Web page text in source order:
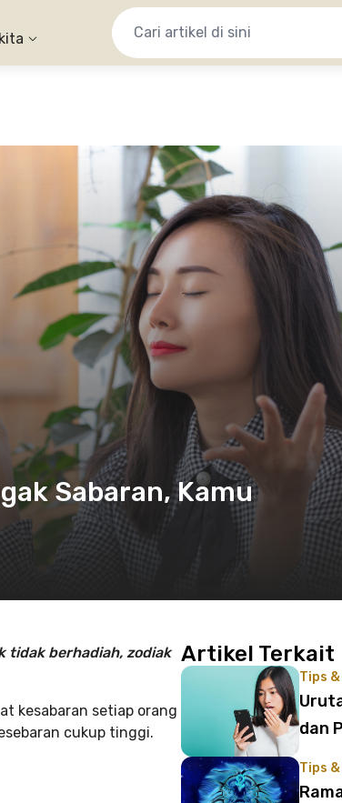
Sabaran, Kamu
tidak berhadiah, zodiak
kesabaran setiap orang
cukup tinggi.
Artikel Terkait
Tips
dan
Tips